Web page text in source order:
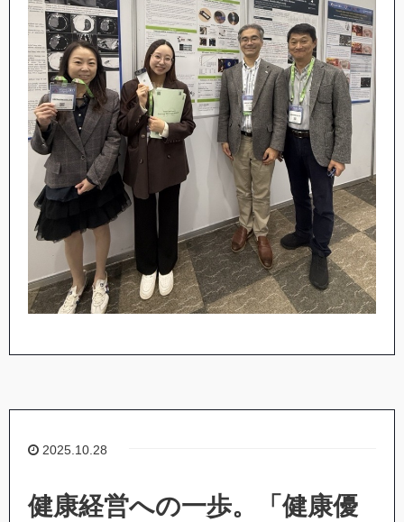
2025.10.28
健康経営への一歩。「健康優